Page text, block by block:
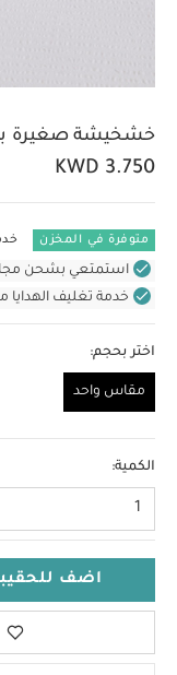
خشخيشة صغيرة
KWD 3.750
متوفرة في المخزن
استمتعي بشحن مجاني
خدمة تغليف الهدايا
اختر بحجم:
مقاس واحد
الكمية:
1
اضف